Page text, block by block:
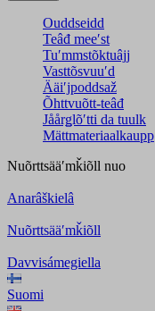
Ouddseidd
Teâđ meeʹst
Tuʹmmstõktuâjj
Vasttõsvuuʹd
Ääiʹjpoddsaž
Õhttvuõtt-teâđ
Jåårǥlõʹtti da tuulk
Mättmateriaalkaupp
Nuõrttsääʹmǩiõll nuo
Anarâškielâ
Nuõrttsääʹmǩiõll
Davvisámegiella
Suomi